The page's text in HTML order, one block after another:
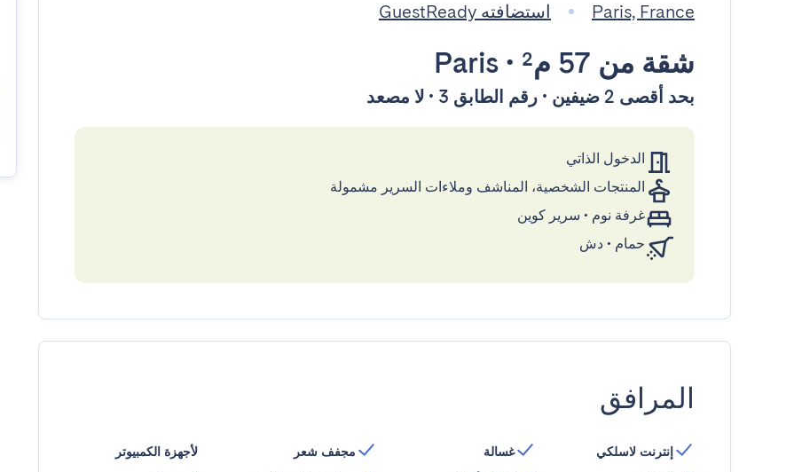
Paris, France استضافته GuestReady
شقة من 57 م² •
Paris
بحد أقصى 2 ضيفين • رقم الطابق 3 • لا مصعد
الدخول الذاتي
المنتجات الشخصية، المناشف وملاءات السرير مشمولة
غرفة نوم • سرير كوين
حمام • دش
المرافق
إنترنت لاسلكي
غسالة
مجفف شعر
لأجهزة الكمبيوتر